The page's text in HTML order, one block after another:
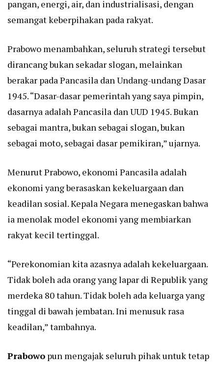
pangan, energi, air, dan industrialisasi, dengan
semangat keberpihakan pada rakyat.
Prabowo menambahkan, seluruh strategi tersebut
dirancang bukan sekadar slogan, melainkan
berakar pada Pancasila dan Undang-undang Dasar
1945. “Dasar-dasar pemerintah yang saya pimpin,
dasarnya adalah Pancasila dan UUD 1945. Bukan
sebagai mantra, bukan sebagai slogan, bukan
sebagai moto, sebagai dasar pemikiran,” ujarnya.
Menurut Prabowo, ekonomi Pancasila adalah
ekonomi yang berasaskan kekeluargaan dan
keadilan sosial. Kepala Negara menegaskan bahwa
ia menolak model ekonomi yang membiarkan
rakyat kecil tertinggal.
“Perekonomian kita azasnya adalah kekeluargaan.
Tidak boleh ada orang yang lapar di Republik yang
merdeka 80 tahun. Tidak boleh ada keluarga yang
tinggal di bawah jembatan. Ini menusuk rasa
keadilan,” tambahnya.
Prabowo pun mengajak seluruh pihak untuk tetap